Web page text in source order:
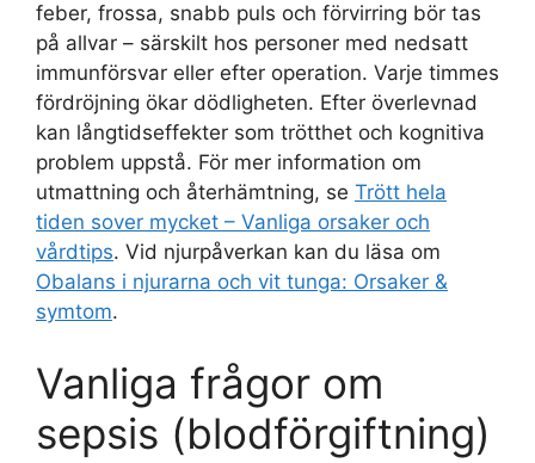
feber, frossa, snabb puls och förvirring bör tas
på allvar – särskilt hos personer med nedsatt
immunförsvar eller efter operation. Varje timmes
fördröjning ökar dödligheten. Efter överlevnad
kan långtidseffekter som trötthet och kognitiva
problem uppstå. För mer information om
utmattning och återhämtning, se Trött hela
tiden sover mycket – Vanliga orsaker och
vårdtips. Vid njurpåverkan kan du läsa om
Obalans i njurarna och vit tunga: Orsaker &
symtom.
Vanliga frågor om
sepsis (blodförgiftning)